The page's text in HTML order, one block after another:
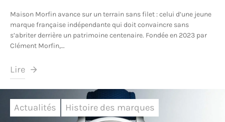
Maison Morfin avance sur un terrain sans filet : celui d’une jeune
marque française indépendante qui doit convaincre sans
s’abriter derrière un patrimoine centenaire. Fondée en 2023 par
Clément Morfin,…
Lire
Actualités Histoire des marques